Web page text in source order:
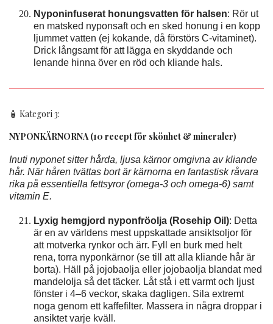
Nyponinfuserat honungsvatten för halsen: Rör ut
en matsked nyponsaft och en sked honung i en kopp
ljummet vatten (ej kokande, då förstörs C-vitaminet).
Drick långsamt för att lägga en skyddande och
lenande hinna över en röd och kliande hals.
🧴 Kategori 3:
NYPONKÄRNORNA (10 recept för skönhet & mineraler)
Inuti nyponet sitter hårda, ljusa kärnor omgivna av kliande
hår. När håren tvättas bort är kärnorna en fantastisk råvara
rika på essentiella fettsyror (omega-3 och omega-6) samt
vitamin E.
Lyxig hemgjord nyponfröolja (Rosehip Oil): Detta
är en av världens mest uppskattade ansiktsoljor för
att motverka rynkor och ärr. Fyll en burk med helt
rena, torra nyponkärnor (se till att alla kliande hår är
borta). Häll på jojobaolja eller jojobaolja blandat med
mandelolja så det täcker. Låt stå i ett varmt och ljust
fönster i 4–6 veckor, skaka dagligen. Sila extremt
noga genom ett kaffefilter. Massera in några droppar i
ansiktet varje kväll.